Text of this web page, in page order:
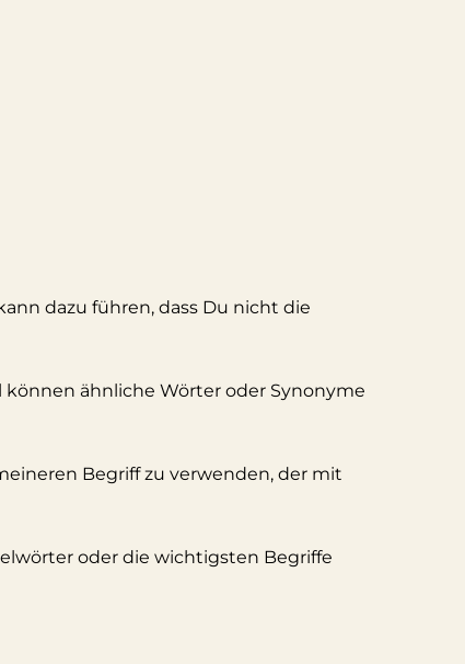
dazu führen, dass Du nicht die
ähnliche Wörter oder Synonyme
Begriff zu verwenden, der mit
oder die wichtigsten Begriffe